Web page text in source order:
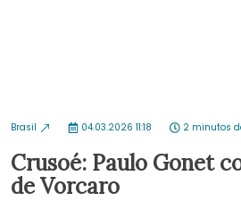
Brasil 04.03.2026 11:18 2 minutos
Crusoé: Paulo Gonet
de Vorcaro